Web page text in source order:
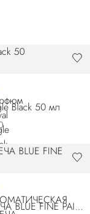
Black 50 мл
АРОМАТИЧЕСКАЯ СВЕЧА BLUE FINE PAISLEY